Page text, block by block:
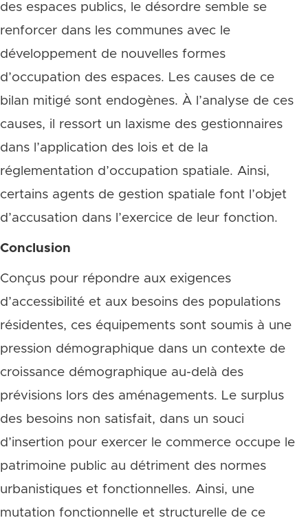
des espaces publics, le désordre semble se
renforcer dans les communes avec le
développement de nouvelles formes
d’occupation des espaces. Les causes de ce
bilan mitigé sont endogènes. À l’analyse de ces
causes, il ressort un laxisme des gestionnaires
dans l’application des lois et de la
réglementation d’occupation spatiale. Ainsi,
certains agents de gestion spatiale font l’objet
d’accusation dans l’exercice de leur fonction.
Conclusion
Conçus pour répondre aux exigences
d’accessibilité et aux besoins des populations
résidentes, ces équipements sont soumis à une
pression démographique dans un contexte de
croissance démographique au-delà des
prévisions lors des aménagements. Le surplus
des besoins non satisfait, dans un souci
d’insertion pour exercer le commerce occupe le
patrimoine public au détriment des normes
urbanistiques et fonctionnelles. Ainsi, une
mutation fonctionnelle et structurelle de ce